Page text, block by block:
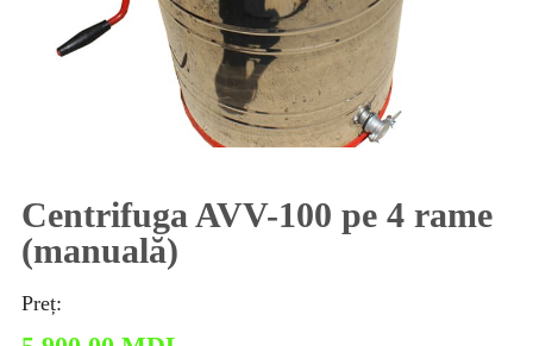
Centrifuga AVV-100 pe 4 rame
(manuală)
Preț: